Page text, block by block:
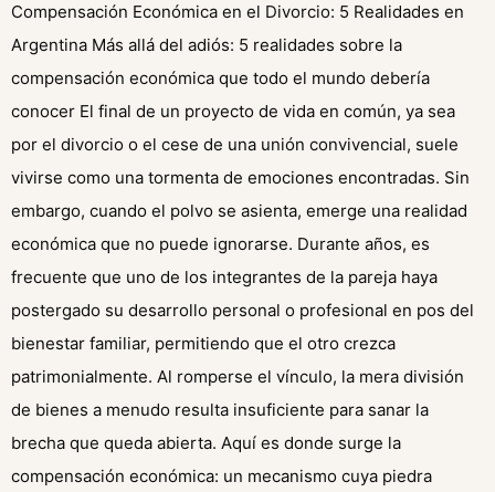
Compensación Económica en el Divorcio: 5 Realidades en
Argentina Más allá del adiós: 5 realidades sobre la
compensación económica que todo el mundo debería
conocer El final de un proyecto de vida en común, ya sea
por el divorcio o el cese de una unión convivencial, suele
vivirse como una tormenta de emociones encontradas. Sin
embargo, cuando el polvo se asienta, emerge una realidad
económica que no puede ignorarse. Durante años, es
frecuente que uno de los integrantes de la pareja haya
postergado su desarrollo personal o profesional en pos del
bienestar familiar, permitiendo que el otro crezca
patrimonialmente. Al romperse el vínculo, la mera división
de bienes a menudo resulta insuficiente para sanar la
brecha que queda abierta. Aquí es donde surge la
compensación económica: un mecanismo cuya piedra